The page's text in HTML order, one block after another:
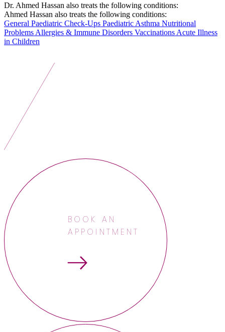
Dr. Ahmed Hassan also treats the following conditions:
Ahmed Hassan also treats the following conditions:
General Paediatric Check-Ups Paediatric Asthma Nutritional
Problems Allergies & Immune Disorders Vaccinations Acute Illness
in Children
BOOK AN
APPOINTMENT